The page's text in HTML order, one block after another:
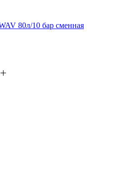
80л/10 бар сменная